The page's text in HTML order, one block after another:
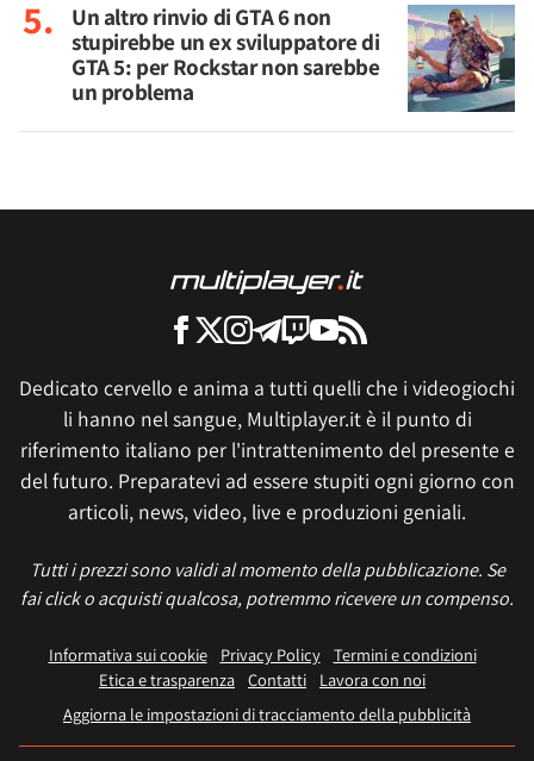
Un altro rinvio di GTA 6 non
stupirebbe un ex sviluppatore di
GTA 5: per Rockstar non sarebbe
un problema
Dedicato cervello e anima a tutti quelli che i videogiochi
li hanno nel sangue, Multiplayer.it è il punto di
riferimento italiano per l'intrattenimento del presente e
del futuro. Preparatevi ad essere stupiti ogni giorno con
articoli, news, video, live e produzioni geniali.
Tutti i prezzi sono validi al momento della pubblicazione. Se
fai click o acquisti qualcosa, potremmo ricevere un compenso.
Informativa sui cookie Privacy Policy
Termini e condizioni
Etica e trasparenza Contatti
Lavora con noi
Aggiorna le impostazioni di tracciamento della pubblicità